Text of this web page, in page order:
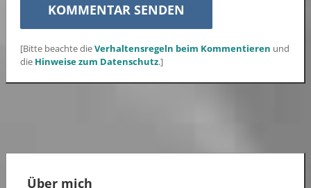
[Bitte beachte dieVerhaltensregeln beim Kommentieren und
die Hinweise zum Datenschutz.]
Über mich